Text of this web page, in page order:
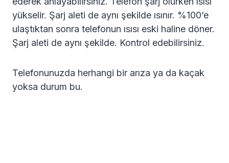
yükselir. Şarj aleti de aynı şekilde ısınır. %100’e
ulaştıktan sonra telefonun ısısı eski haline döner.
Şarj aleti de aynı şekilde. Kontrol edebilirsiniz.
Telefonunuzda herhangi bir arıza ya da kaçak
yoksa durum bu.